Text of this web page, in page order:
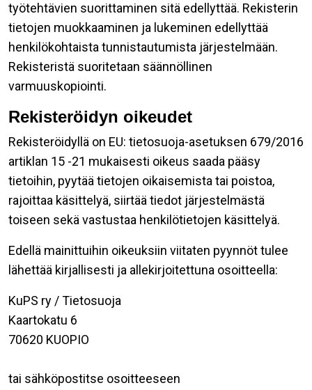
työtehtävien suorittaminen sitä edellyttää. Rekisterin
tietojen muokkaaminen ja lukeminen edellyttää
henkilökohtaista tunnistautumista järjestelmään.
Rekisteristä suoritetaan säännöllinen
varmuuskopiointi.
Rekisteröidyn oikeudet
Rekisteröidyllä on EU: tietosuoja-asetuksen 679/2016
artiklan 15 -21 mukaisesti oikeus saada pääsy
tietoihin, pyytää tietojen oikaisemista tai poistoa,
rajoittaa käsittelyä, siirtää tiedot järjestelmästä
toiseen sekä vastustaa henkilötietojen käsittelyä.
Edellä mainittuihin oikeuksiin viitaten pyynnöt tulee
lähettää kirjallisesti ja allekirjoitettuna osoitteella:
KuPS ry / Tietosuoja
Kaartokatu 6
70620 KUOPIO
tai sähköpostitse osoitteeseen